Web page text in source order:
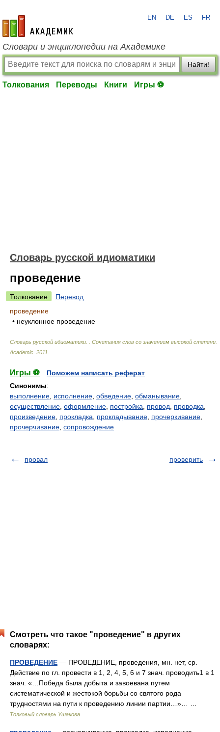
academic.ru
EN DE ES FR
Словари и энциклопедии на Академике
Найти!
Толкования Переводы Книги Игры ⚽
Словарь русской идиоматики
проведение
Толкование
Перевод
проведение
• неуклонное проведение
Словарь русской идиоматики. . Сочетания слов со значением высокой степени
Academic 2011
Игры ⚽
Поможем написать реферат
Синонимы:
выполнение исполнение обведение обманывание
осуществление оформление постройка провод проводка
произведение прокладка прокладывание прочеркивание
прочерчивание сопровождение
провал проверить
Смотреть что такое "проведение" в других
словарях:
ПРОВЕДЕНИЕ — ПРОВЕДЕНИЕ, проведения, мн. нет, ср.
Действие по гл. провести в 1, 2, 4, 5, 6 и 7 знач. проводить1 в 1
знач. «…Победа была добыта и завоевана путем
систематической и жестокой борьбы со святого рода
трудностями на пути к проведению линии партии…»… …
Толковый словарь Ушакова